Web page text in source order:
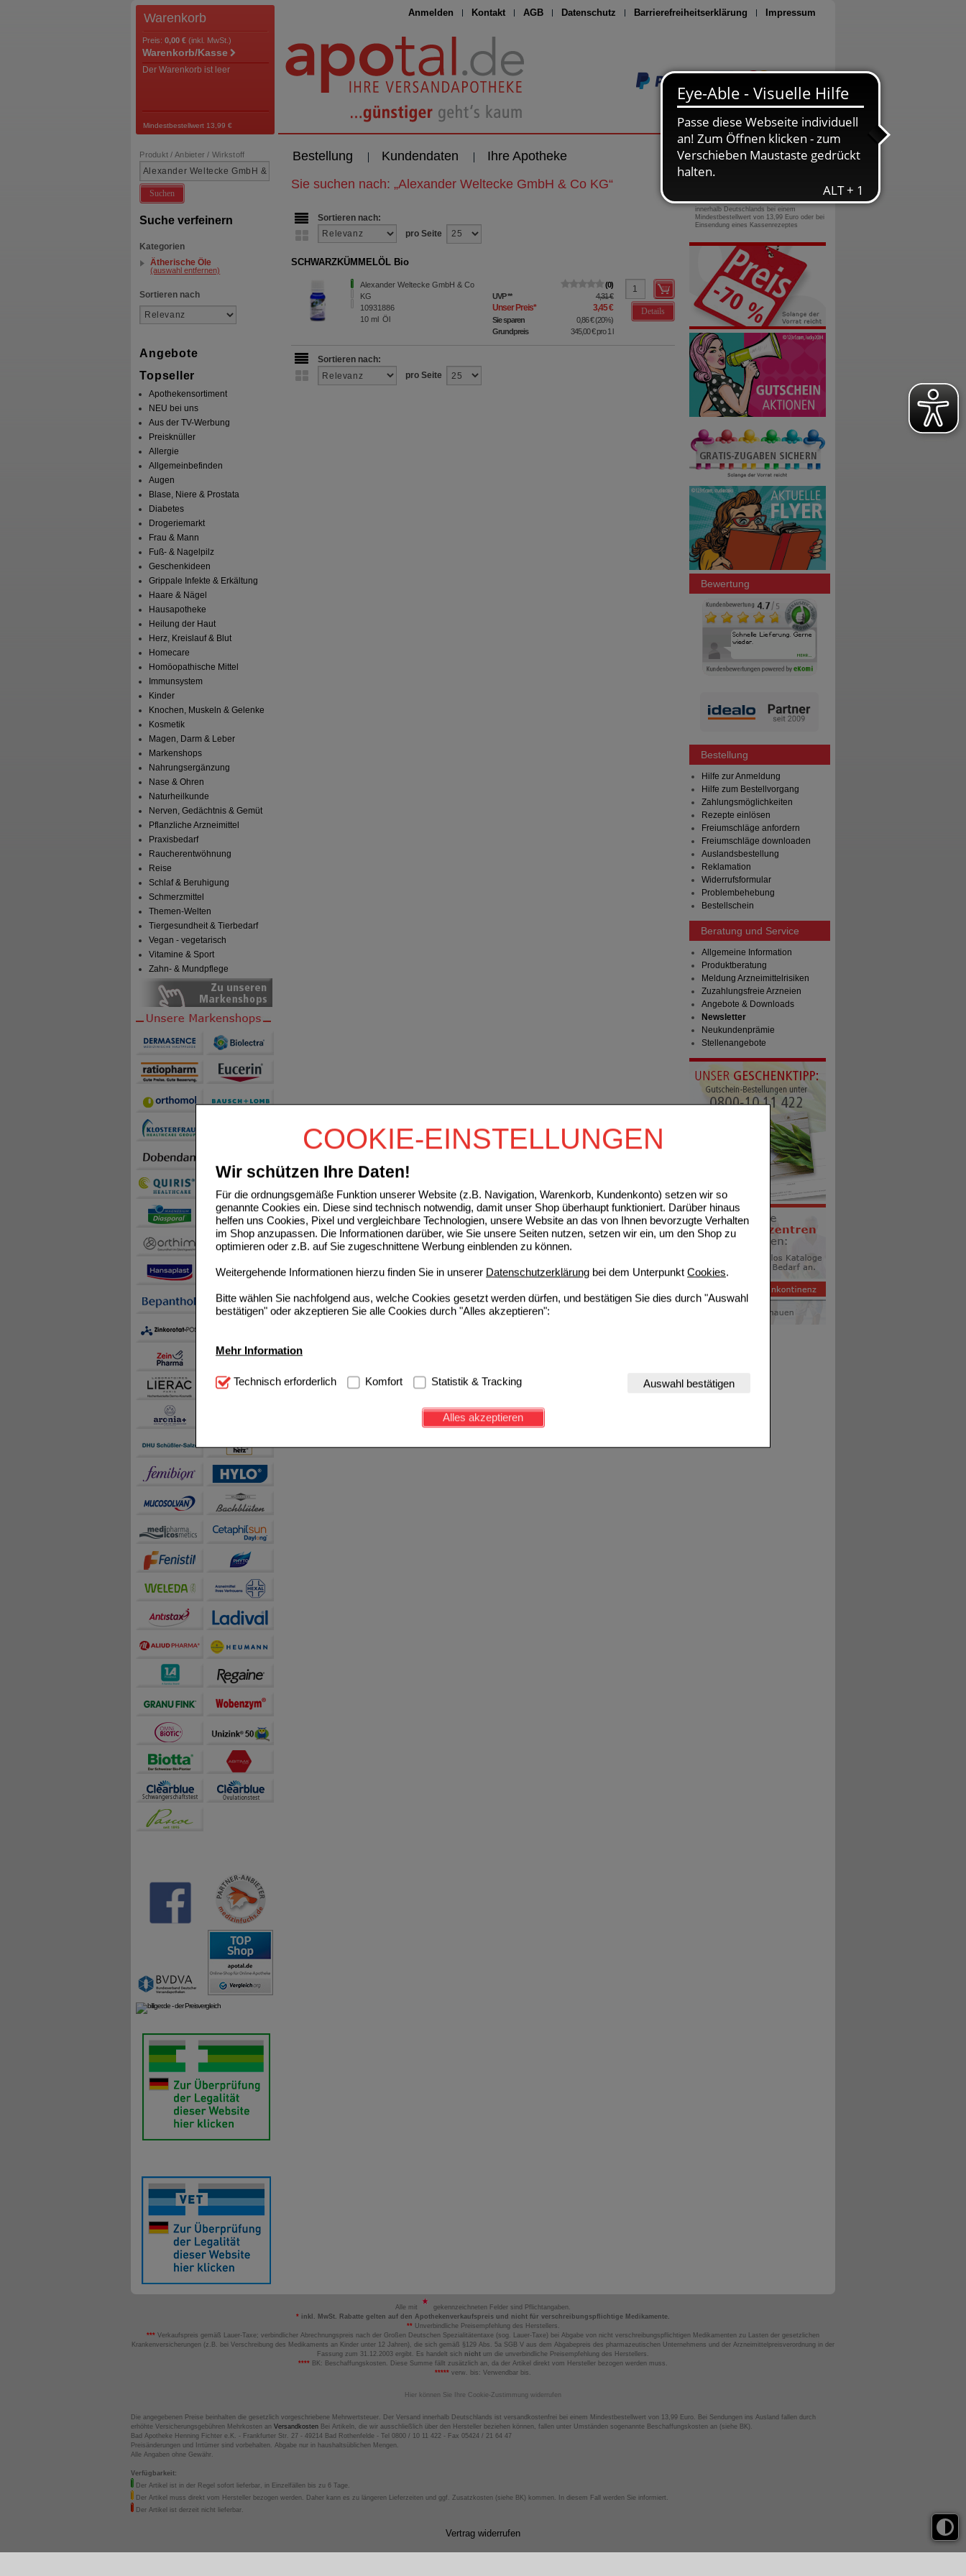
COOKIE-EINSTELLUNGEN
Wir schützen Ihre Daten!
Für die ordnungsgemäße Funktion unserer Website (z.B. Navigation, Warenkorb, Kundenkonto) setzen wir so
genannte Cookies ein. Diese sind technisch notwendig, damit unser Shop überhaupt funktioniert. Darüber hinaus
helfen uns Cookies, Pixel und vergleichbare Technologien, unsere Website an das von Ihnen bevorzugte Verhalten
im Shop anzupassen. Die Informationen darüber, wie Sie unsere Seiten nutzen, setzen wir ein, um den Shop zu
optimieren oder z.B. auf Sie zugeschnittene Werbung einblenden zu können.
Weitergehende Informationen hierzu finden Sie in unserer Datenschutzerklärung bei dem Unterpunkt Cookies.
Bitte wählen Sie nachfolgend aus, welche Cookies gesetzt werden dürfen, und bestätigen Sie dies durch "Auswahl
bestätigen" oder akzeptieren Sie alle Cookies durch "Alles akzeptieren":
Mehr Information
Technisch Notwendig: Hierbei handelt es sich um Cookies, die für die Grundfunktionen unserer Website
notwendig sind (z.B. Navigation, Warenkorb, Kundenkonto), weshalb auf diese nicht verzichtet werden kann.
Diese Cookies werden genutzt um das Einkaufserlebnis noch ansprechender zu gestalten,
beispielsweise für die Wiedererkennung des Besuchers oder unsere Seite an bevorzugte Verhaltensweisen (z.B.
Inhalte anzuzeigen und unser Partnerprogramm zu betreiben.
Statistik & Tracking:
sammeln, mit deren Hilfe wir unsere Website weiter für Sie optimieren können, den Inhalt auf unserer Website aber
auch die Werbung auf Drittseiten möglichst relevant für Sie zu gestalten. Bitte beachten Sie, dass Daten hierfür
Technisch erforderlich Komfort Statistik & Tracking Auswahl bestätigen
Alles akzeptieren
Anmelden Kontakt AGB Datenschutz Barrierefreiheitserklärung Impressum
Seite drucken
Warenkorb
Preis: 0,00 € (inkl. MwSt.)
Warenkorb/Kasse
Der Warenkorb ist leer
Mindestbestellwert 13,99 €
Bestellung Kundendaten Ihre Apotheke
Produkt / Anbieter / Wirkstoff
Suchen
Suche verfeinern
Kategorien
Ätherische Öle
(auswahl entfernen)
Sortieren nach
Angebote
Topseller
Apothekensortiment
NEU bei uns
Aus der TV-Werbung
Preisknüller
Allergie
Allgemeinbefinden
Augen
Blase, Niere & Prostata
Diabetes
Drogeriemarkt
Frau & Mann
Fuß- & Nagelpilz
Geschenkideen
Grippale Infekte & Erkältung
Haare & Nägel
Hausapotheke
Heilung der Haut
Herz, Kreislauf & Blut
Homecare
Homöopathische Mittel
Immunsystem
Kinder
Knochen, Muskeln & Gelenke
Kosmetik
Magen, Darm & Leber
Markenshops
Nahrungsergänzung
Nase & Ohren
Naturheilkunde
Nerven, Gedächtnis & Gemüt
Pflanzliche Arzneimittel
Praxisbedarf
Raucherentwöhnung
Reise
Schlaf & Beruhigung
Schmerzmittel
Themen-Welten
Tiergesundheit & Tierbedarf
Vegan - vegetarisch
Vitamine & Sport
Zahn- & Mundpflege
Sie suchen nach: „Alexander Weltecke GmbH & Co KG“
Sortieren nach:
pro Seite
SCHWARZKÜMMELÖL Bio
Alexander Weltecke GmbH & Co
KG
10931886
10 ml Öl
0
UVP** 4,31 €
Unser Preis* 3,45 €
Sie sparen 0,86 €(20%)
Grundpreis
345,00 €pro 1 l
Details
Sortieren nach:
pro Seite
0800-10 11 422
gebührenfreie Rufnummer
innerhalb Deutschlands bei einem
Mindestbestellwert von 13,99 Euro oder bei
Einsendung eines Kassenrezeptes
Bewertung
Bestellung
Hilfe zur Anmeldung
Hilfe zum Bestellvorgang
Zahlungsmöglichkeiten
Rezepte einlösen
Freiumschläge anfordern
Freiumschläge downloaden
Auslandsbestellung
Reklamation
Widerrufsformular
Problembehebung
Bestellschein
Beratung und Service
Allgemeine Information
Produktberatung
Meldung Arzneimittelrisiken
Zuzahlungsfreie Arzneien
Angebote & Downloads
Newsletter
Neukundenprämie
Stellenangebote
Alle mit
gekennzeichneten Felder sind Pflichtangaben.
* inkl. MwSt. Rabatte gelten auf den Apothekenverkaufspreis und nicht für verschreibungspflichtige Medikamente.
**Unverbindliche Preisempfehlung des Herstellers.
*** Verkaufspreis gemäß Lauer-Taxe; verbindlicher Abrechnungspreis nach der Großen Deutschen Spezialitätentaxe (sog. Lauer-Taxe) bei Abgabe von nicht verschreibungspflichtigen Medikamenten zu Lasten der gesetzlichen
Krankenversicherungen (z.B. bei Verschreibung des Medikaments an Kinder unter 12 Jahren), die sich gemäß §129 Abs. 5a SGB V aus dem Abgabepreis des pharmazeutischen Unternehmens und der Arzneimittelpreisverordnung in der
Fassung zum 31.12.2003 ergibt. Es handelt sich nicht um die unverbindliche Preisempfehlung des Herstellers.
**** BK: Beschaffungskosten. Diese Summe fällt zusätzlich an, da der Artikel direkt vom Hersteller bezogen werden muss.
***** verw. bis: Verwendbar bis.
Hier können Sie Ihre Cookie-Zustimmung widerrufen
Die angegebenen Preise beinhalten die gesetzlich vorgeschriebene Mehrwertsteuer. Der Versand innerhalb Deutschlands ist versandkostenfrei bei einem Mindestbestellwert von 13,99 Euro. Bei Sendungen ins Ausland fallen durch
erhöhte Versicherungsgebühren Mehrkosten an Versandkosten Bei Artikeln, die wir ausschließlich über den Hersteller beziehen können, fallen unter Umständen sogenannte Beschaffungskosten an (siehe BK).
Bad Apotheke Henning Fichter e.K. - Frankfurter Str. 27 - 49214 Bad Rothenfelde - Tel 0800 / 10 11 422 - Fax 05424 / 21 64 47
Preisänderungen und Irrtümer sind vorbehalten. Abgabe nur in haushaltsüblichen Mengen.
Alle Angaben ohne Gewähr.
Verfügbarkeit:
Der Artikel ist in der Regel sofort lieferbar, in Einzelfällen bis zu 6 Tage.
Der Artikel muss direkt vom Hersteller bezogen werden. Daher kann es zu längeren Lieferzeiten und ggf. Zusatzkosten (siehe BK) kommen. In diesem Fall werden Sie informiert.
Der Artikel ist derzeit nicht lieferbar.
Vertrag widerrufen